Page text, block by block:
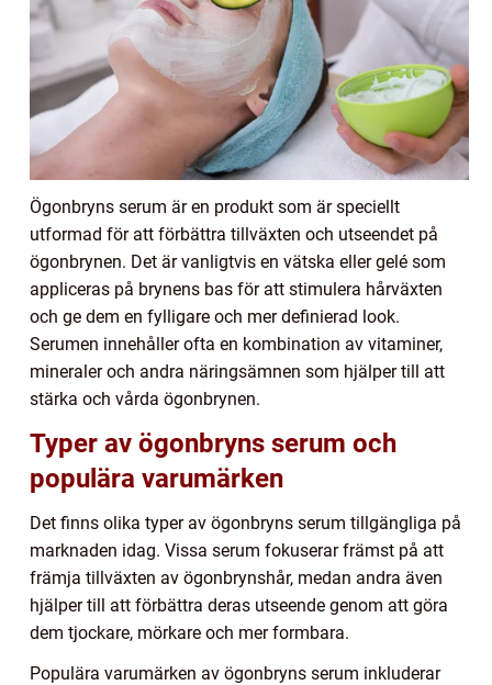
Ögonbryns serum är en produkt som är speciellt
utformad för att förbättra tillväxten och utseendet på
ögonbrynen. Det är vanligtvis en vätska eller gelé som
appliceras på brynens bas för att stimulera hårväxten
och ge dem en fylligare och mer definierad look.
Serumen innehåller ofta en kombination av vitaminer,
mineraler och andra näringsämnen som hjälper till att
stärka och vårda ögonbrynen.
Typer av ögonbryns serum och
populära varumärken
Det finns olika typer av ögonbryns serum tillgängliga på
marknaden idag. Vissa serum fokuserar främst på att
främja tillväxten av ögonbrynshår, medan andra även
hjälper till att förbättra deras utseende genom att göra
dem tjockare, mörkare och mer formbara.
Populära varumärken av ögonbryns serum inkluderar